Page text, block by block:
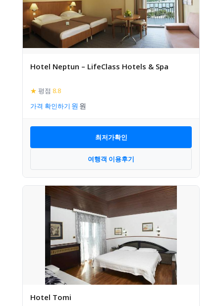
Hotel Neptun – LifeClass Hotels & Spa
★ 평점 8.8
가격 확인하기
최저가확인
여행객 이용후기
Hotel Tomi